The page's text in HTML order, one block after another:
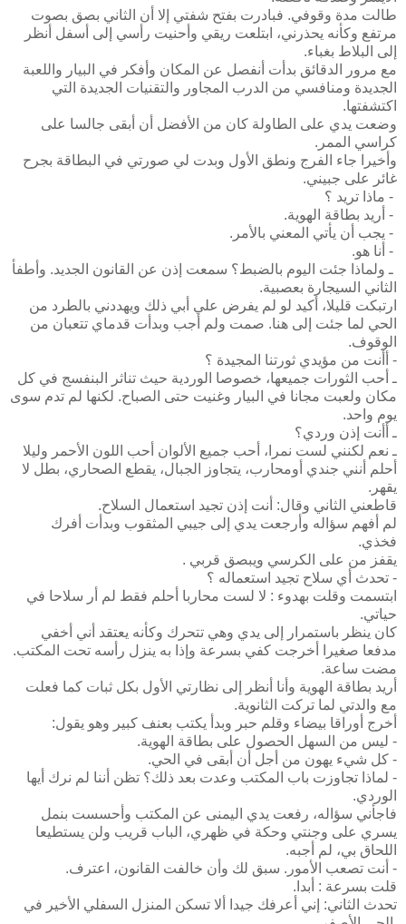
طالت مدة وقوفي. فبادرت بفتح شفتي إلا أن الثاني بصق بصوت
مرتفع وكأنه يحذرني، ابتلعت ريقي وأحنيت رأسي إلى أسفل أنظر
إلى البلاط بغباء.
مع مرور الدقائق بدأت أنفصل عن المكان وأفكر في البيار واللعبة
الجديدة ومنافسي من الدرب المجاور والتقنيات الجديدة التي
اكتشفتها.
وضعت يدي على الطاولة كان من الأفضل أن أبقى جالسا على
كراسي الممر.
وأخيرا جاء الفرج ونطق الأول وبدت لي صورتي في البطاقة بجرح
غائر على جبيني.
- ماذا تريد ؟
- أريد بطاقة الهوية.
- يجب أن يأتي المعني بالأمر.
- أنا هو.
ـ ولماذا جئت اليوم بالضبط؟ سمعت إذن عن القانون الجديد. وأطفأ
الثاني السيجارة بعصبية.
ارتبكت قليلا، أكيد لو لم يفرض علي أبي ذلك ويهددني بالطرد من
الحي لما جئت إلى هنا. صمت ولم أجب وبدأت قدماي تتعبان من
الوقوف.
- أأنت من مؤيدي ثورتنا المجيدة ؟
ـ أحب الثورات جميعها، خصوصا الوردية حيث تناثر البنفسج في كل
مكان ولعبت مجانا في البيار وغنيت حتى الصباح. لكنها لم تدم سوى
يوم واحد.
ـ أأنت إذن وردي؟
ـ نعم لكنني لست نمرا، أحب جميع الألوان أحب اللون الأحمر وليلا
أحلم أنني جندي أومحارب، يتجاوز الجبال، يقطع الصحاري، بطل لا
يقهر.
قاطعني الثاني وقال: أنت إذن تجيد استعمال السلاح.
لم أفهم سؤاله وأرجعت يدي إلى جيبي المثقوب وبدأت أفرك
فخذي.
يقفز من على الكرسي ويبصق قربي .
- تحدث أي سلاح تجيد استعماله ؟
ابتسمت وقلت بهدوء : لا لست محاربا أحلم فقط لم أر سلاحا في
حياتي.
كان ينظر باستمرار إلى يدي وهي تتحرك وكأنه يعتقد أني أخفي
مدفعا صغيرا أخرجت كفي بسرعة وإذا به ينزل رأسه تحت المكتب.
مضت ساعة.
أريد بطاقة الهوية وأنا أنظر إلى نظارتي الأول بكل ثبات كما فعلت
مع والدتي لما تركت الثانوية.
أخرج أوراقا بيضاء وقلم حبر وبدأ يكتب بعنف كبير وهو يقول:
- ليس من السهل الحصول على بطاقة الهوية.
- كل شيء يهون من أجل أن أبقى في الحي.
- لماذا تجاوزت باب المكتب وعدت بعد ذلك؟ تظن أننا لم نرك أيها
الوردي.
فاجأني سؤاله، رفعت يدي اليمنى عن المكتب وأحسست بنمل
يسري على وجنتي وحكة في ظهري، الباب قريب ولن يستطيعا
اللحاق بي، لم أجبه.
- أنت تصعب الأمور. سبق لك وأن خالفت القانون، اعترف.
قلت بسرعة : أبدا.
تحدث الثاني: إني أعرفك جيدا ألا تسكن المنزل السفلي الأخير في